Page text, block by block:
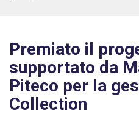
Premiato il
supportato da
Piteco per la
Collection